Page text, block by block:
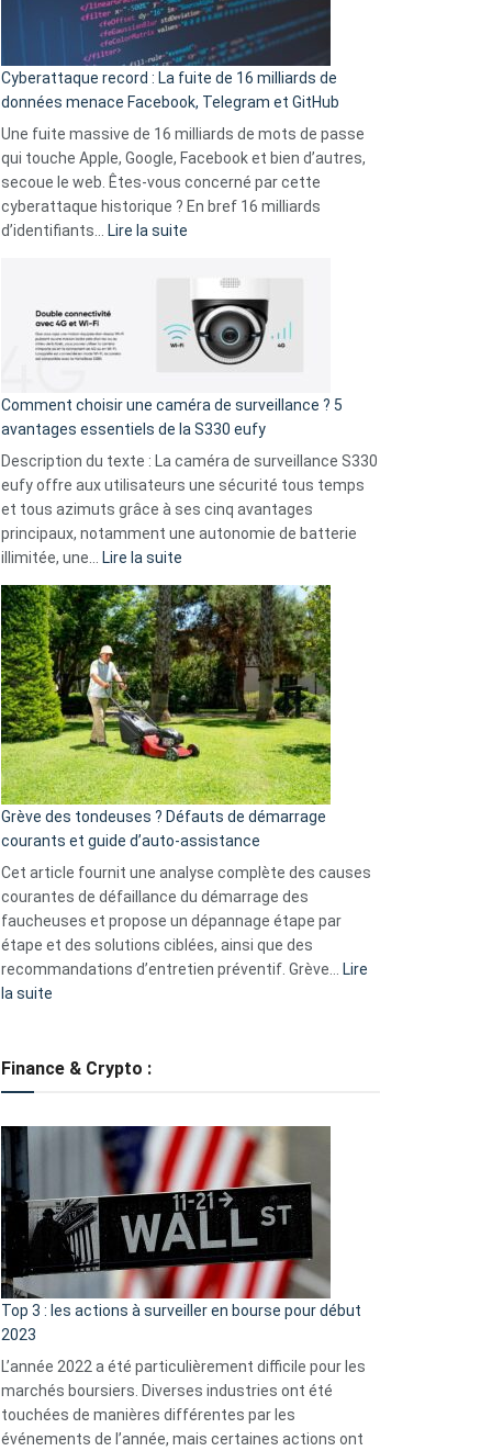
Wrapped
Party
pour
comparer
vos
goûts
musicaux
avec
9
amis
Cyberattaque record : La fuite de 16 milliards de
données menace Facebook, Telegram et GitHub
Une fuite massive de 16 milliards de mots de passe
qui touche Apple, Google, Facebook et bien d’autres,
secoue le web. Êtes-vous concerné par cette
cyberattaque historique ? En bref 16 milliards
d’identifiants…
Lire la suite
record
La
fuite
16
milliards
données
menace
Facebook,
Telegram
GitHub
Comment choisir une caméra de surveillance ? 5
avantages essentiels de la S330 eufy
Description du texte : La caméra de surveillance S330
eufy offre aux utilisateurs une sécurité tous temps
et tous azimuts grâce à ses cinq avantages
principaux, notamment une autonomie de batterie
illimitée, une…
Lire la suite
choisir
une
caméra
de
surveillance
?
5
avantages
essentiels
de
la
S330
eufy
Grève des tondeuses ? Défauts de démarrage
courants et guide d’auto-assistance
Cet article fournit une analyse complète des causes
courantes de défaillance du démarrage des
faucheuses et propose un dépannage étape par
étape et des solutions ciblées, ainsi que des
recommandations d’entretien préventif. Grève…
Lire
la suite
tondeuses
démarrage
courants
et
guide
d’auto-
assistance
Finance & Crypto :
Top 3 : les actions à surveiller en bourse pour début
2023
L’année 2022 a été particulièrement difficile pour les
marchés boursiers. Diverses industries ont été
touchées de manières différentes par les
événements de l’année, mais certaines actions ont